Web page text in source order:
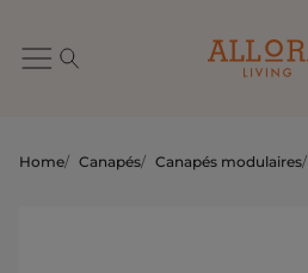
Home/ Canapés/ Canapés modulaires/